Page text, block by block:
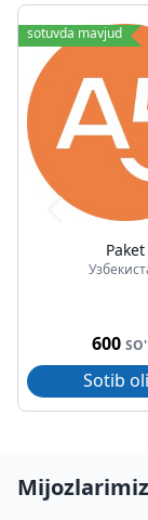
sotuvda mavjud
Paket
600
Sotib